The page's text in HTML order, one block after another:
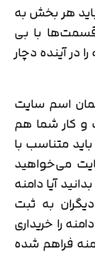
هر بخش به
با بی
در آینده دچار
اسم سایت
کار شما هم
متناسب با
می‌خواهید
آیا دامنه
به ثبت
را خریداری
فراهم شده